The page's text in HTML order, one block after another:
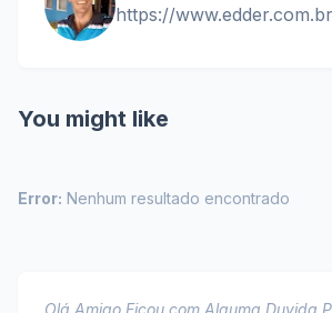
https://www.edder.com.br
You might like
Error: Nenhum resultado encontrado
Olá Amigo,Ficou com Alguma Duvida